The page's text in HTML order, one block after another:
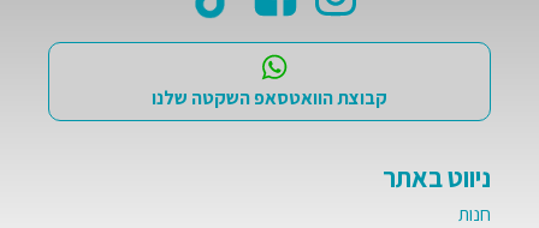
קבוצת הוואטסאפ השקטה שלנו
ניווט באתר
חנות